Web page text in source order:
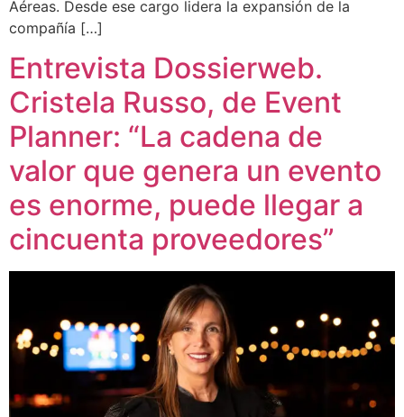
Aéreas. Desde ese cargo lidera la expansión de la
compañía […]
Entrevista Dossierweb.
Cristela Russo, de Event
Planner: “La cadena de
valor que genera un evento
es enorme, puede llegar a
cincuenta proveedores”